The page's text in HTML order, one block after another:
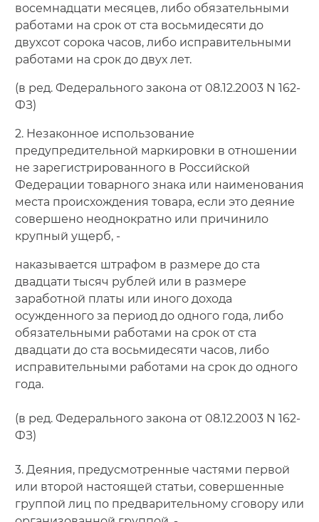
восемнадцати месяцев, либо обязательными
работами на срок от ста восьмидесяти до
двухсот сорока часов, либо исправительными
работами на срок до двух лет.
(в ред. Федерального закона от 08.12.2003 N 162-
ФЗ)
2. Незаконное использование
предупредительной маркировки в отношении
не зарегистрированного в Российской
Федерации товарного знака или наименования
места происхождения товара, если это деяние
совершено неоднократно или причинило
крупный ущерб, -
наказывается штрафом в размере до ста
двадцати тысяч рублей или в размере
заработной платы или иного дохода
осужденного за период до одного года, либо
обязательными работами на срок от ста
двадцати до ста восьмидесяти часов, либо
исправительными работами на срок до одного
года.
(в ред. Федерального закона от 08.12.2003 N 162-
ФЗ)
3. Деяния, предусмотренные частями первой
или второй настоящей статьи, совершенные
группой лиц по предварительному сговору или